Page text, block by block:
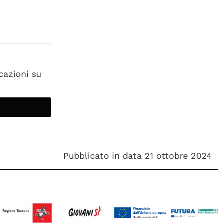
su
Pubblicato in data 21 ottobre 2024